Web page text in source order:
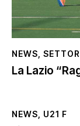
NEWS
La Lazio
NEWS U21 F